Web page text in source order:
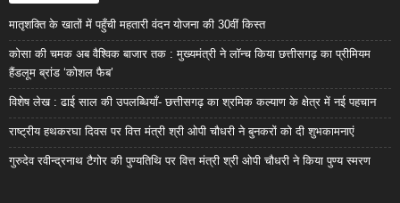
मातृशक्ति के खातों में पहुँची महतारी वंदन योजना की 30वीं किस्त
कोसा की चमक अब वैश्विक बाजार तक : मुख्यमंत्री ने लॉन्च किया छत्तीसगढ़ का प्रीमियम
हैंडलूम ब्रांड ‘कोशल फैब’
विशेष लेख : ढाई साल की उपलब्धियाँ- छत्तीसगढ़ का श्रमिक कल्याण के क्षेत्र में नई पहचान
राष्ट्रीय हथकरघा दिवस पर वित्त मंत्री श्री ओपी चौधरी ने बुनकरों को दी शुभकामनाएं
गुरुदेव रवीन्द्रनाथ टैगोर की पुण्यतिथि पर वित्त मंत्री श्री ओपी चौधरी ने किया पुण्य स्मरण